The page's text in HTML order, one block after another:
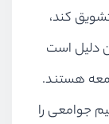
کند،
دلیل است
هستند.
جوامعی را